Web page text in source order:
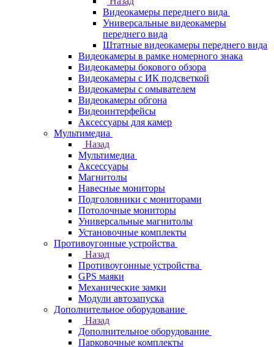
Видеокамеры переднего вида
Универсальные видеокамеры
переднего вида
Штатные видеокамеры переднего вида
Видеокамеры в рамке номерного знака
Видеокамеры бокового обзора
Видеокамеры с ИК подсветкой
Видеокамеры с омывателем
Видеокамеры обгона
Видеоинтерфейсы
Аксессуары для камер
Мультимедиа
Назад
Мультимедиа
Аксессуары
Магнитолы
Навесные мониторы
Подголовники с мониторами
Потолочные мониторы
Универсальные магнитолы
Установочные комплекты
Противоугонные устройства
Назад
Противоугонные устройства
GPS маяки
Механические замки
Модули автозапуска
Дополнительное оборудование
Назад
Дополнительное оборудование
Парковочные комплекты